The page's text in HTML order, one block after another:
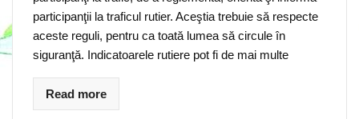
participanţii la traficul rutier. Aceştia trebuie să respecte
aceste reguli, pentru ca toată lumea să circule în
siguranţă. Indicatoarele rutiere pot fi de mai multe
Read more